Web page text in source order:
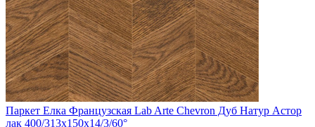
Паркет Елка Французская Lab Arte Chevron Дуб Натур Астор
лак 400/313х150х14/3/60°